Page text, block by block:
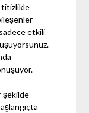
titizlikle
sadece etkili
şekilde